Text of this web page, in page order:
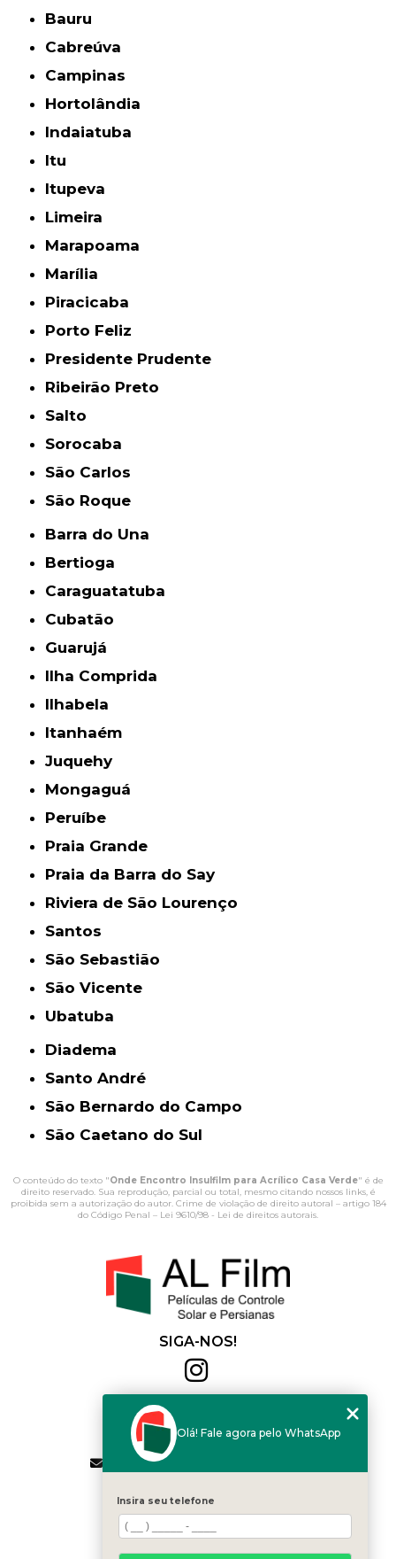
Bauru
Cabreúva
Campinas
Hortolândia
Indaiatuba
Itu
Itupeva
Limeira
Marapoama
Marília
Piracicaba
Porto Feliz
Presidente Prudente
Ribeirão Preto
Salto
Sorocaba
São Carlos
São Roque
Barra do Una
Bertioga
Caraguatatuba
Cubatão
Guarujá
Ilha Comprida
Ilhabela
Itanhaém
Juquehy
Mongaguá
Peruíbe
Praia Grande
Praia da Barra do Say
Riviera de São Lourenço
Santos
São Sebastião
São Vicente
Ubatuba
Diadema
Santo André
São Bernardo do Campo
São Caetano do Sul
O conteúdo do texto "Onde Encontro Insulfilm para Acrílico Casa Verde" é de
direito reservado. Sua reprodução, parcial ou total, mesmo citando nossos links, é
proibida sem a autorização do autor. Crime de violação de direito autoral – artigo 184
do Código Penal – Lei 9610/98 - Lei de direitos autorais.
SIGA-NOS!
(11) 2564-4684
(11) 94168-2041
contato.vendas@alfilm.com.br
MENU
HOME
QUEM SOMOS
SERVIÇOS
Olá! Fale agora pelo WhatsApp
Insira seu telefone